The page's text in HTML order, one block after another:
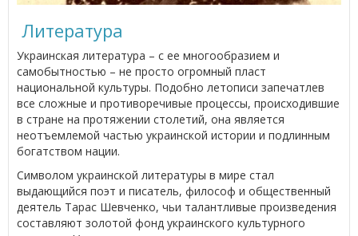
Литература
Украинская литература – с ее многообразием и
самобытностью – не просто огромный пласт
национальной культуры. Подобно летописи запечатлев
все сложные и противоречивые процессы, происходившие
в стране на протяжении столетий, она является
неотъемлемой частью украинской истории и подлинным
богатством нации.
Символом украинской литературы в мире стал
выдающийся поэт и писатель, философ и общественный
деятель Тарас Шевченко, чьи талантливые произведения
составляют золотой фонд украинского культурного